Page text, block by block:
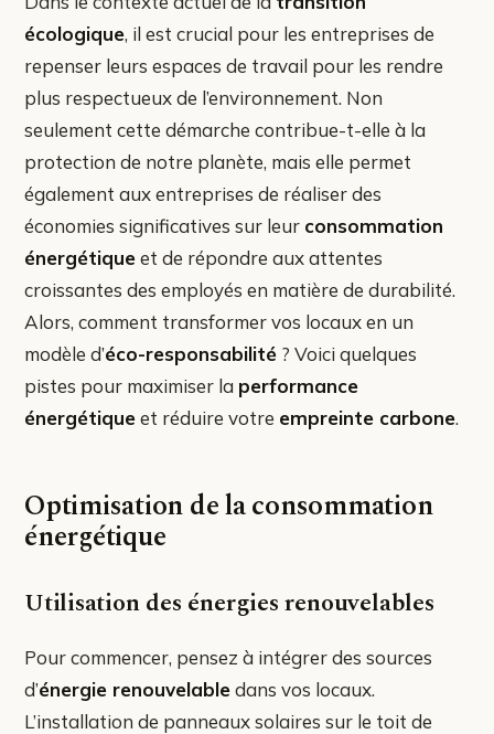
écologique, il est crucial pour les entreprises de
repenser leurs espaces de travail pour les rendre
plus respectueux de l’environnement. Non
seulement cette démarche contribue-t-elle à la
protection de notre planète, mais elle permet
également aux entreprises de réaliser des
économies significatives sur leur consommation
énergétiqueet de répondre aux attentes
croissantes des employés en matière de durabilité.
Alors, comment transformer vos locaux en un
modèle d’éco-responsabilité ? Voici quelques
pistes pour maximiser la performance
énergétiqueet réduire votre empreinte carbone.
Optimisation de la consommation
énergétique
Utilisation des énergies renouvelables
Pour commencer, pensez à intégrer des sources
d’énergie renouvelabledans vos locaux.
L’installation de panneaux solaires sur le toit de